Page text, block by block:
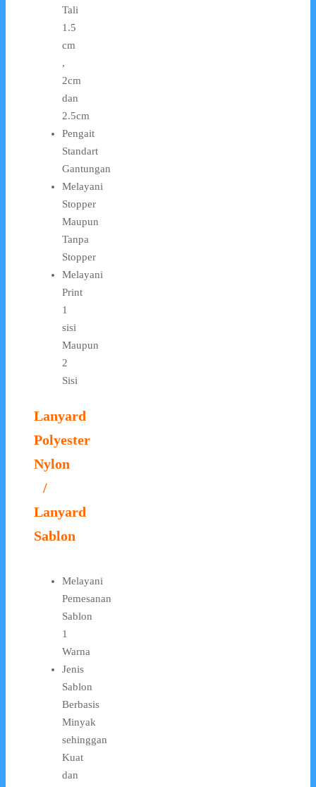
Tali
1.5
cm
,
2cm
dan
2.5cm
Pengait
Standart
Gantungan
Melayani
Stopper
Maupun
Tanpa
Stopper
Melayani
Print
1
sisi
Maupun
2
Sisi
Lanyard
Polyester
Nylon
/
Lanyard
Sablon
Melayani
Pemesanan
Sablon
1
Warna
Jenis
Sablon
Berbasis
Minyak
sehinggan
Kuat
dan